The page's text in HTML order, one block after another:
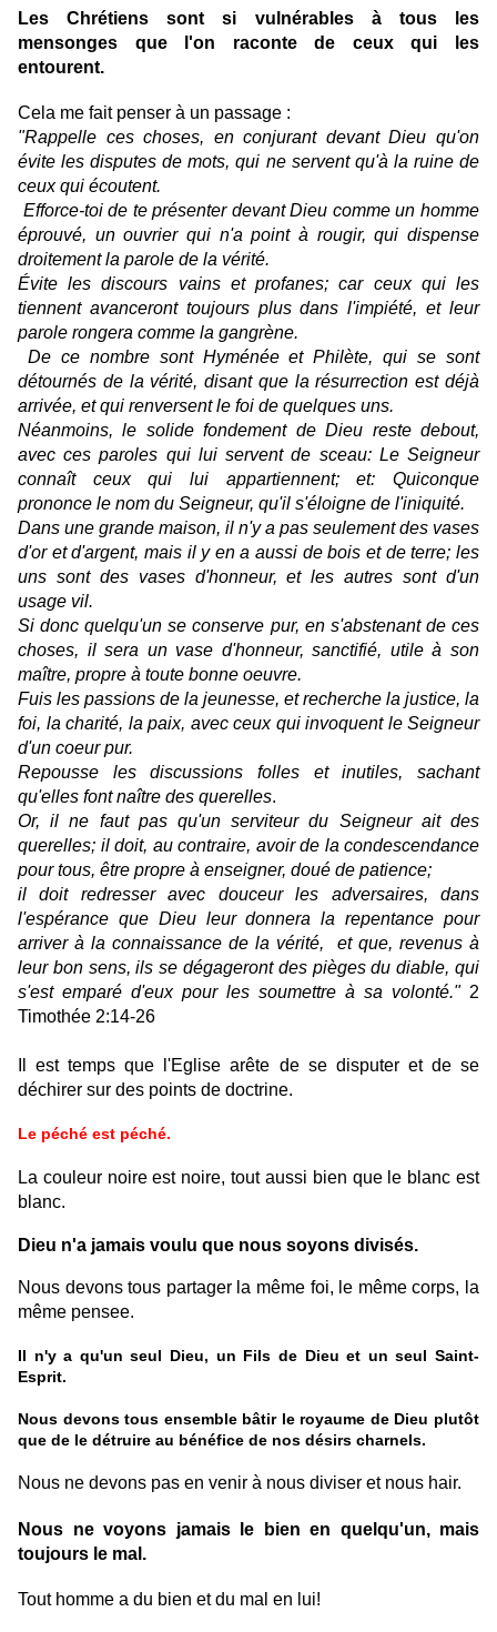
Les Chrétiens sont si vulnérables à tous les
mensonges que l'on raconte de ceux qui les
entourent.
Cela me fait penser à un passage :
"Rappelle ces choses, en conjurant devant Dieu qu'on
évite les disputes de mots, qui ne servent qu'à la ruine de
ceux qui écoutent.
Efforce-toi de te présenter devant Dieu comme un homme
éprouvé, un ouvrier qui n'a point à rougir, qui dispense
droitement la parole de la vérité.
Évite les discours vains et profanes; car ceux qui les
tiennent avanceront toujours plus dans l'impiété, et leur
parole rongera comme la gangrène.
De ce nombre sont Hyménée et Philète,
qui se sont
détournés de la vérité, disant que la résurrection est déjà
arrivée, et qui renversent le foi de quelques uns.
Néanmoins, le solide fondement de Dieu reste debout,
avec ces paroles qui lui servent de sceau: Le Seigneur
connaît ceux qui lui appartiennent; et: Quiconque
prononce le nom du Seigneur, qu'il s'éloigne de l'iniquité.
Dans une grande maison, il n'y a pas seulement des vases
d'or et d'argent, mais il y en a aussi de bois et de terre; les
uns sont des vases d'honneur, et les autres sont d'un
usage vil.
Si donc quelqu'un se conserve pur, en s'abstenant de ces
choses, il sera un vase d'honneur, sanctifié, utile à son
maître, propre à toute bonne oeuvre.
Fuis les passions de la jeunesse, et recherche la justice, la
foi, la charité, la paix, avec ceux qui invoquent le Seigneur
d'un coeur pur.
Repousse les discussions folles et inutiles, sachant
qu'elles font naître des querelles.
Or, il ne faut pas qu'un serviteur du Seigneur ait des
querelles; il doit, au contraire, avoir de la condescendance
pour tous, être propre à enseigner, doué de patience;
il doit redresser avec douceur les adversaires, dans
l'espérance que Dieu leur donnera la repentance pour
arriver à la connaissance de la vérité,
et que, revenus à
leur bon sens, ils se dégageront des pièges du diable, qui
s'est emparé d'eux pour les soumettre à sa volonté."2
Timothée 2:14-26
Il est temps que l'Eglise arête de se disputer et de se
déchirer sur des points de doctrine.
Le péché est péché.
La couleur noire est noire, tout aussi bien que le blanc est
blanc.
Dieu n'a jamais voulu que nous soyons divisés.
Nous devons tous partager la même foi, le même corps, la
même pensee.
Il n'y a qu'un seul Dieu, un Fils de Dieu et un seul Saint-
Esprit.
Nous devons tous ensemble bâtir le royaume de Dieu plutôt
que de le détruire au bénéfice de nos désirs charnels.
Nous ne devons pas en venir à nous diviser et nous hair.
Nous ne voyons jamais le bien en quelqu'un, mais
toujours le mal.
Tout homme a du bien et du mal en lui!